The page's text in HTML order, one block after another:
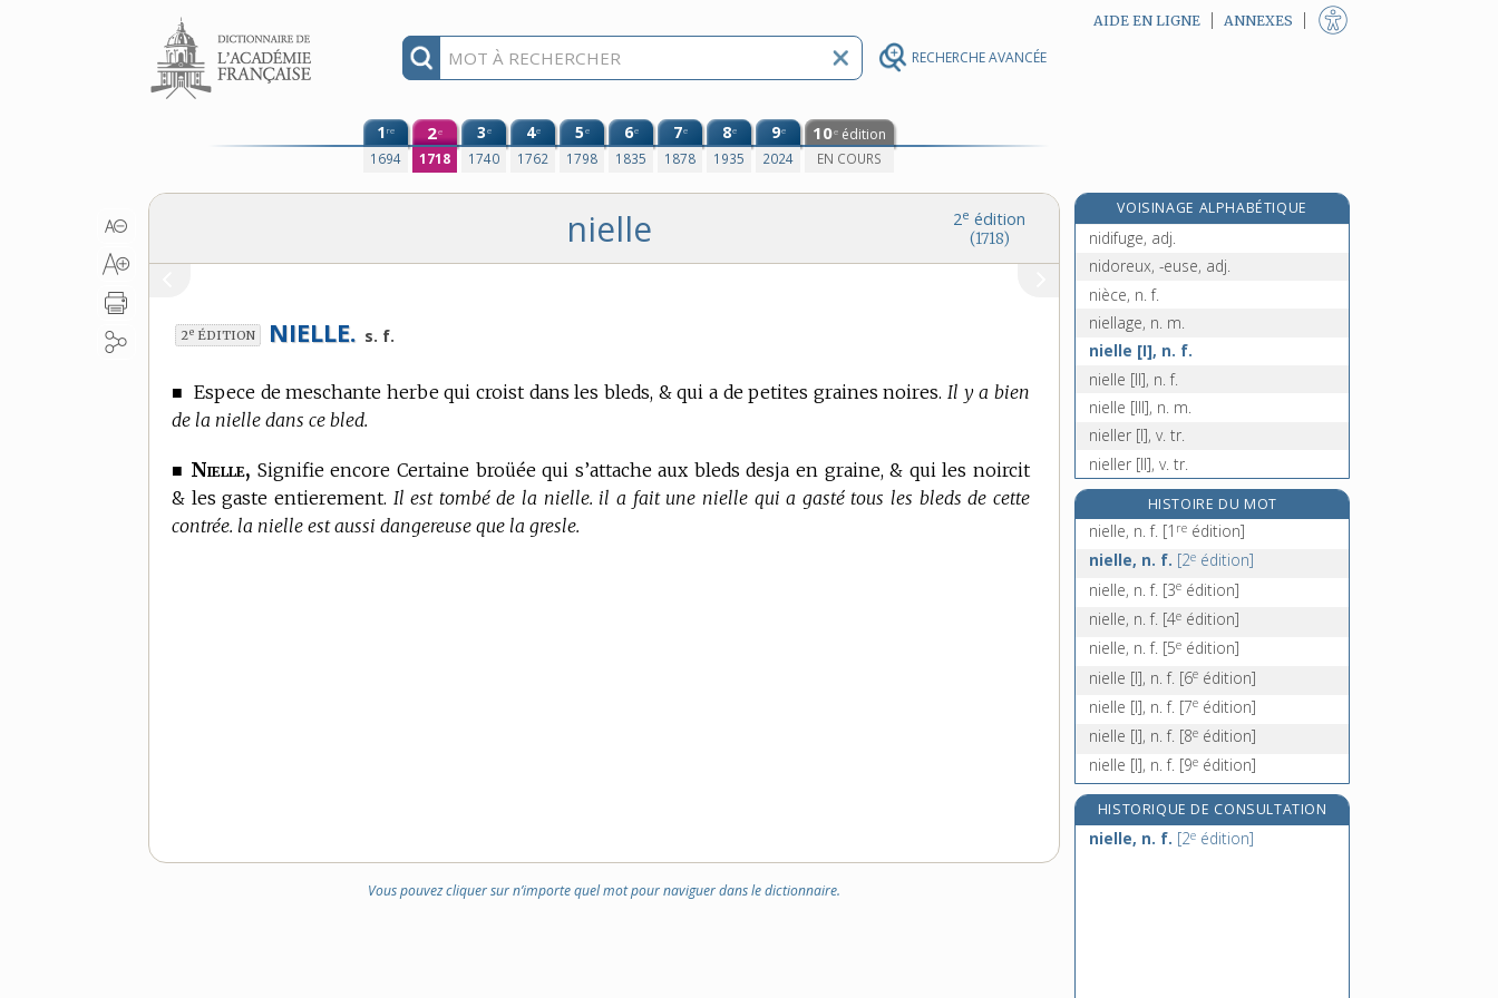
RECHERCHE AVANCÉE
Aller au contenu AIDE EN LIGNE ANNEXES
1re
1694
2e
1718
3e
1740
4e
1762
5e
1798
6e
1835
7e
1878
8e
1935
9e
2024
10e édition
EN COURS
2e édition
(1718)
nielle
2e ÉDITION NIELLE. s. f.
■ Espece de meschante herbe qui croist dans les bleds, & qui a de petites graines noires. Il y a bien
de la nielle dans ce bled.
■ Nielle, Signifie encore Certaine broüée qui s’attache aux bleds desja en graine, & qui les noircit
& les gaste entierement. Il est tombé de la nielle. il a fait une nielle qui a gasté tous les bleds de cette
contrée. la nielle est aussi dangereuse que la gresle.
Vous pouvez cliquer sur n’importe quel mot pour naviguer dans le dictionnaire.
VOISINAGE ALPHABÉTIQUE
nidifier, v. intr.
nidifuge, adj.
nidoreux, -euse, adj.
nièce, n. f.
niellage, n. m.
nielle [I], n. f.
nielle [II], n. f.
nielle [III], n. m.
nieller [I], v. tr.
nieller [II], v. tr.
nielleur, n. m.
niellure [I], n. f.
nier, v. tr.
HISTOIRE DU MOT
nielle, n. f. [1 re édition]
nielle, n. f. [2e édition]
nielle, n. f. [3e édition]
nielle, n. f. [4e édition]
nielle, n. f. [5e édition]
nielle [I], n. f. [6e édition]
nielle [I], n. f. [7e édition]
nielle [I], n. f. [8e édition]
nielle [I], n. f. [9e édition]
HISTORIQUE DE CONSULTATION
nielle, n. f. [2e édition]